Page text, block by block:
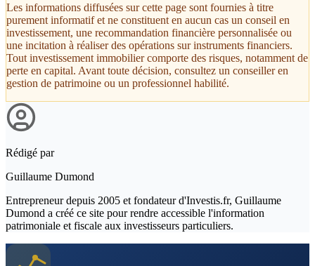
Les informations diffusées sur cette page sont fournies à titre
purement informatif et ne constituent en aucun cas un conseil en
investissement, une recommandation financière personnalisée ou
une incitation à réaliser des opérations sur instruments financiers.
Tout investissement immobilier comporte des risques, notamment de
perte en capital. Avant toute décision, consultez un conseiller en
gestion de patrimoine ou un professionnel habilité.
Rédigé par
Guillaume Dumond
Entrepreneur depuis 2005 et fondateur d'Investis.fr, Guillaume
Dumond a créé ce site pour rendre accessible l'information
patrimoniale et fiscale aux investisseurs particuliers.